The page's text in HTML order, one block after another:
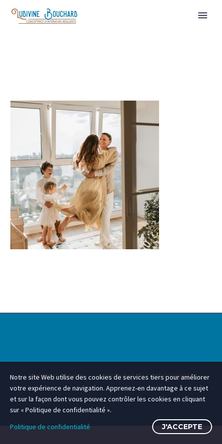
Mentions légales Politique de confidentialité
Notre site Web utilise des cookies de services tiers pour améliorer
votre expérience de navigation. Apprenez-en davantage à ce sujet
et sur la façon dont vous pouvez contrôler les cookies en cliquant
sur « Politique de confidentialité ».
Politique de confidentialité
J'ACCEPTE